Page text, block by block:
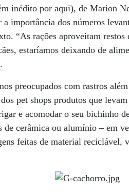
inédito por aqui), de Marion
importância dos números
“As rações aproveitam
estaríamos deixando de
preocupados com rastros
pet shops produtos que
e acomodar o seu bichinho
de cerâmica ou alumínio – em
feitas de material reciclável,